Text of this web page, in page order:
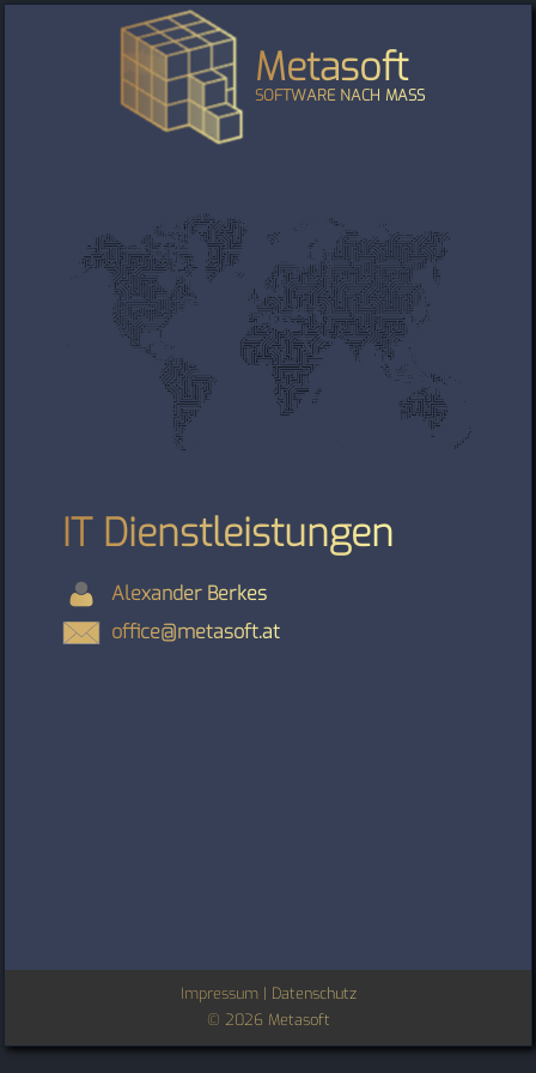
Metasoft
SOFTWARE NACH MASS
IT Dienstleistungen
Alexander Berkes
office@metasoft.at
Impressum| Datenschutz
© 2026 Metasoft